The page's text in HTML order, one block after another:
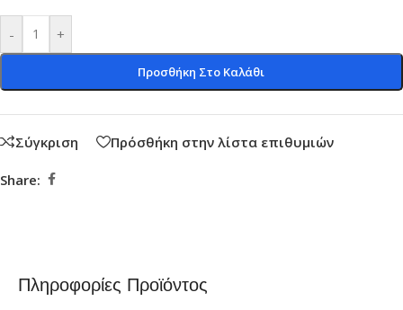
- +
Προσθήκη Στο Καλάθι
Σύγκριση Πρόσθήκη στην λίστα επιθυμιών
Share:
Πληροφορίες Προϊόντος